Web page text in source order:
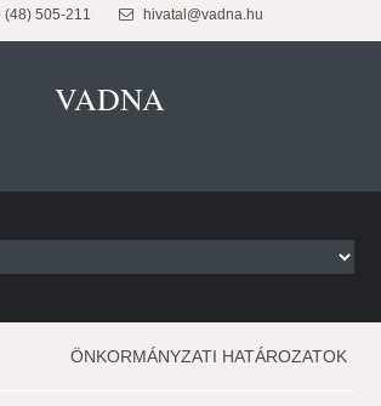
(48) 505-211 hivatal@vadna.hu
VADNA
ÖNKORMÁNYZATI HATÁROZATOK